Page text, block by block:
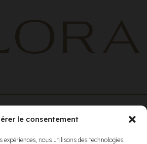
le consentement
expériences, nous utilisons des technologies
av. de Bois-de-Boulogne, Laval QC H7N 0J7